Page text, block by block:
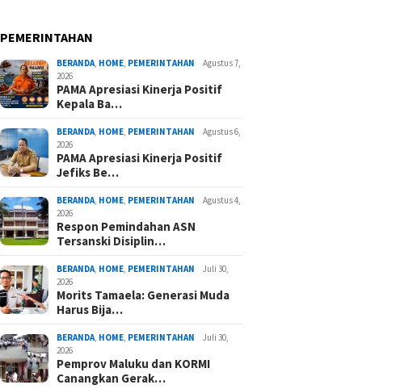
PEMERINTAHAN
BERANDA, HOME, PEMERINTAHAN
Agustus 7,
2026
PAMA Apresiasi Kinerja Positif
Kepala Ba…
BERANDA, HOME, PEMERINTAHAN
Agustus 6,
2026
PAMA Apresiasi Kinerja Positif
Jefiks Be…
BERANDA, HOME, PEMERINTAHAN
Agustus 4,
2026
Respon Pemindahan ASN
Tersanski Disiplin…
BERANDA, HOME, PEMERINTAHAN
Juli 30,
2026
Morits Tamaela: Generasi Muda
Harus Bija…
BERANDA, HOME, PEMERINTAHAN
Juli 30,
2026
Pemprov Maluku dan KORMI
Canangkan Gerak…